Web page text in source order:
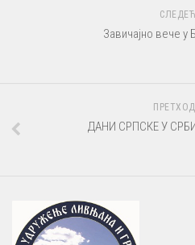
Завичајно вече у
ДАНИ СРПСКЕ У